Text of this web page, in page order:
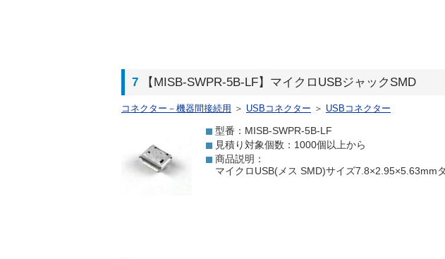
7 【MISB-SWPR-5B-LF】マイクロUSBジャックSMD
コネクター－機器間接続用 ＞ USBコネクター ＞ USBコネクター
型番：MISB-SWPR-5B-LF
見積り対象個数：1000個以上から
商品説明：
マイクロUSB(メス SMD)サイズ7.8×2.95×5.63mm